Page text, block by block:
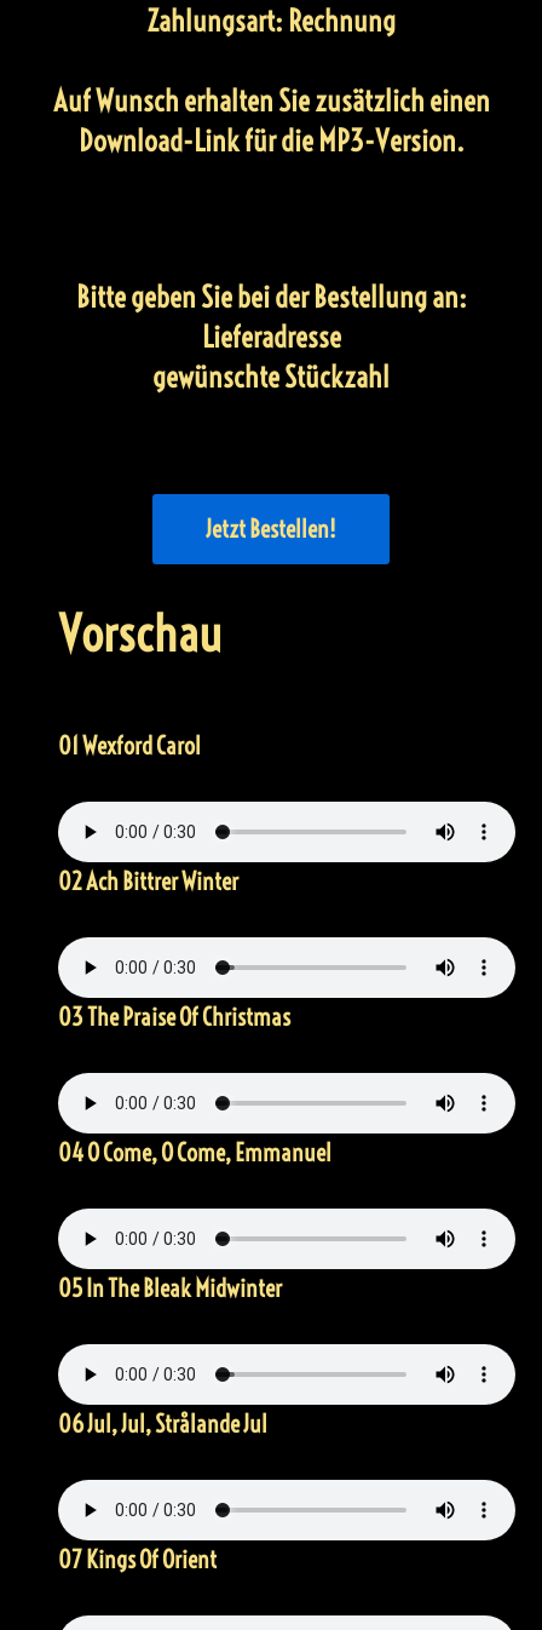
Zahlungsart: Rechnung
Auf Wunsch erhalten Sie zusätzlich einen
Download-Link für die MP3-Version.
Bitte geben Sie bei der Bestellung an:
Lieferadresse
gewünschte Stückzahl
Jetzt Bestellen!
Vorschau
01 Wexford Carol
02 Ach Bittrer Winter
03 The Praise Of Christmas
04 O Come, O Come, Emmanuel
05 In The Bleak Midwinter
06 Jul, Jul, Strålande Jul
07 Kings Of Orient